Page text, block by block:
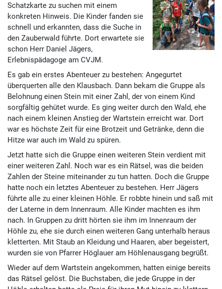
Schatzkarte zu suchen mit einem
konkreten Hinweis. Die Kinder fanden sie
schnell und erkannten, dass die Suche in
den Zauberwald führte. Dort erwartete sie
schon Herr Daniel Jägers,
Erlebnispädagoge am CVJM.
Es gab ein erstes Abenteuer zu bestehen: Angegurtet
überquerten alle den Klausbach. Dann bekam die Gruppe als
Belohnung einen Stein mit einer Zahl, der von einem Kind
sorgfältig gehütet wurde. Es ging weiter durch den Wald, ehe
nach einem kleinen Anstieg der Wartstein erreicht war. Dort
war es höchste Zeit für eine Brotzeit und Getränke, denn die
Hitze war auch im Wald zu spüren.
Jetzt hatte sich die Gruppe einen weiteren Stein verdient mit
einer weiteren Zahl. Noch war es ein Rätsel, was die beiden
Zahlen der Steine miteinander zu tun hatten. Doch die Gruppe
hatte noch ein letztes Abenteuer zu bestehen. Herr Jägers
führte alle zu einer kleinen Höhle. Er robbte hinein und saß mit
der Laterne in dem Innenraum. Alle Kinder machten es ihm
nach. In Gruppen zu dritt hörten sie ihm im Innenraum der
Höhle zu, ehe sie durch einen weiteren Gang unterhalb heraus
kletterten. Mit Staub an Kleidung und Haaren, aber begeistert,
wurden sie von Pfarrer Höglauer am Höhlenausgang begrüßt.
Wieder auf dem Wartstein angekommen, hatten einige bereits
das Rätsel gelöst. Die Buch­staben, die jede Gruppe in der